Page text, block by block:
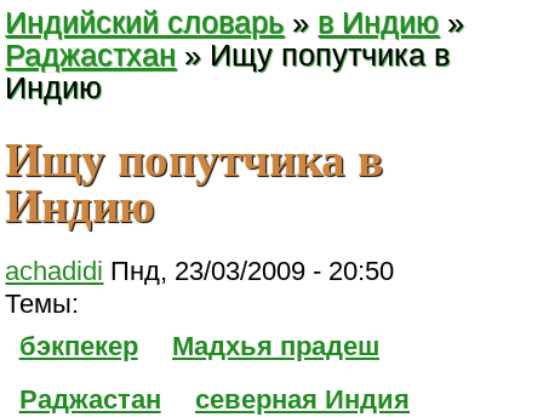
Индийский словарь » в Индию »
Раджастхан » Ищу попутчика в
Индию
Ищу попутчика в
Индию
achadidi Пнд, 23/03/2009 - 20:50
Темы:
бэкпекер
Мадхья прадеш
Раджастан
северная Индия